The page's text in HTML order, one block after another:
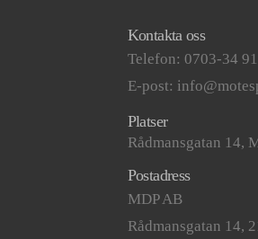
Kontakta oss
Telefon: 0703-34
E-post:
Platser
Rådmansgatan 14,
Postadress
MDP AB
Rådmansgatan 14,